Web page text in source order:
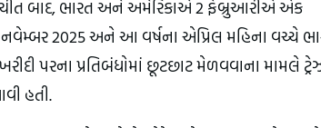
બાદ, ભારત અને અમેરિકાએ 2 ફેબ્રુઆરીએ એક
નવેમ્બર 2025 અને આ વર્ષના એપ્રિલ મહિના વચ્ચે
પરના પ્રતિબંધોમાં છૂટછાટ મેળવવાના મામલે
હતી.